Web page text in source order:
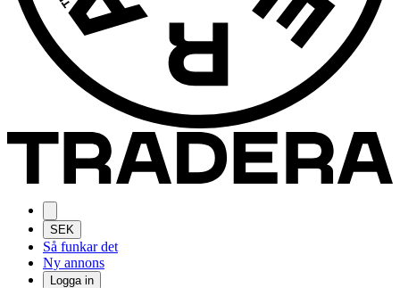
SEK
Så funkar det
Ny annons
Logga in